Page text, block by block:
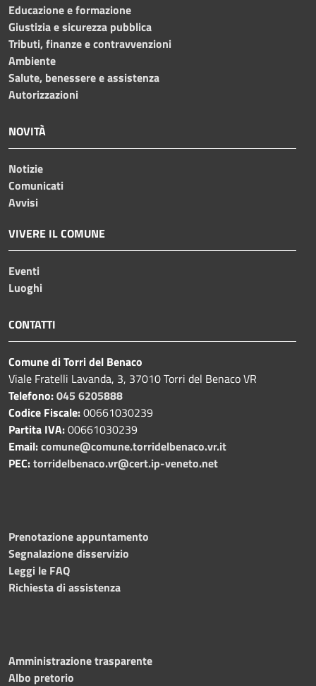
Educazione e formazione
Giustizia e sicurezza pubblica
Tributi, finanze e contravvenzioni
Ambiente
Salute, benessere e assistenza
Autorizzazioni
NOVITÀ
Notizie
Comunicati
Avvisi
VIVERE IL COMUNE
Eventi
Luoghi
CONTATTI
Comune di Torri del Benaco
Viale Fratelli Lavanda, 3, 37010 Torri del Benaco VR
Telefono:045 6205888
Codice Fiscale:00661030239
Partita IVA:00661030239
Email:comune@comune.torridelbenaco.vr.it
PEC:torridelbenaco.vr@cert.ip-veneto.net
Prenotazione appuntamento
Segnalazione disservizio
Leggi le FAQ
Richiesta di assistenza
Amministrazione trasparente
Albo pretorio